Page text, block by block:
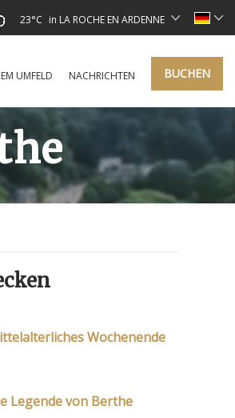
23°C in LA ROCHE EN ARDENNE
UMFELD NACHRICHTEN BUCHEN
Wochenende
Legende von Berthe